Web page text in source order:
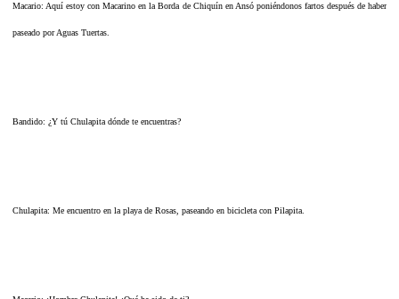
Macario: Aquí estoy con Macarino en la Borda de Chiquín en Ansó poniéndonos fartos después de haber
paseado por Aguas Tuertas.
Bandido: ¿Y tú Chulapita dónde te encuentras?
Chulapita: Me encuentro en la playa de Rosas, paseando en bicicleta con Pilapita.